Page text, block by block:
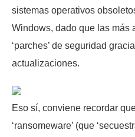
sistemas operativos
Windows, dado que las más
‘parches’ de seguridad
actualizaciones.
Eso sí, conviene recordar
‘ransomeware’ (que